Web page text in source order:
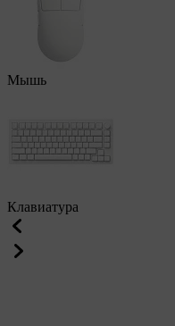
Мышь
Клавиатура